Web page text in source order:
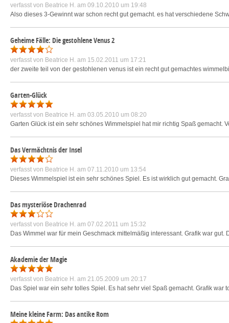
verfasst von Beatrice H. am 09.10.2010 um 19:48
Also dieses 3-Gewinnt war schon recht gut gemacht. es hat verschiedene
Geheime Fälle: Die gestohlene Venus 2
verfasst von Beatrice H. am 15.02.2011 um 17:21
der zweite teil von der gestohlenen venus ist ein recht gut gemachtes
Garten-Glück
verfasst von Beatrice H. am 03.05.2010 um 08:20
Garten Glück ist ein sehr schönes Wimmelspiel hat mir richtig Spaß gemacht.
Das Vermächtnis der Insel
verfasst von Beatrice H. am 07.11.2010 um 13:54
Dieses Wimmelspiel ist ein sehr schönes Spiel. Es ist wirklich gut gemacht.
Das mysteriöse Drachenrad
verfasst von Beatrice H. am 07.02.2011 um 15:32
Das Wimmel war für mein Geschmack mittelmäßig interessant. Grafik war
Akademie der Magie
verfasst von Beatrice H. am 21.05.2009 um 20:17
Das Spiel war ein sehr tolles Spiel. Es hat sehr viel Spaß gemacht. Grafik
Meine kleine Farm: Das antike Rom